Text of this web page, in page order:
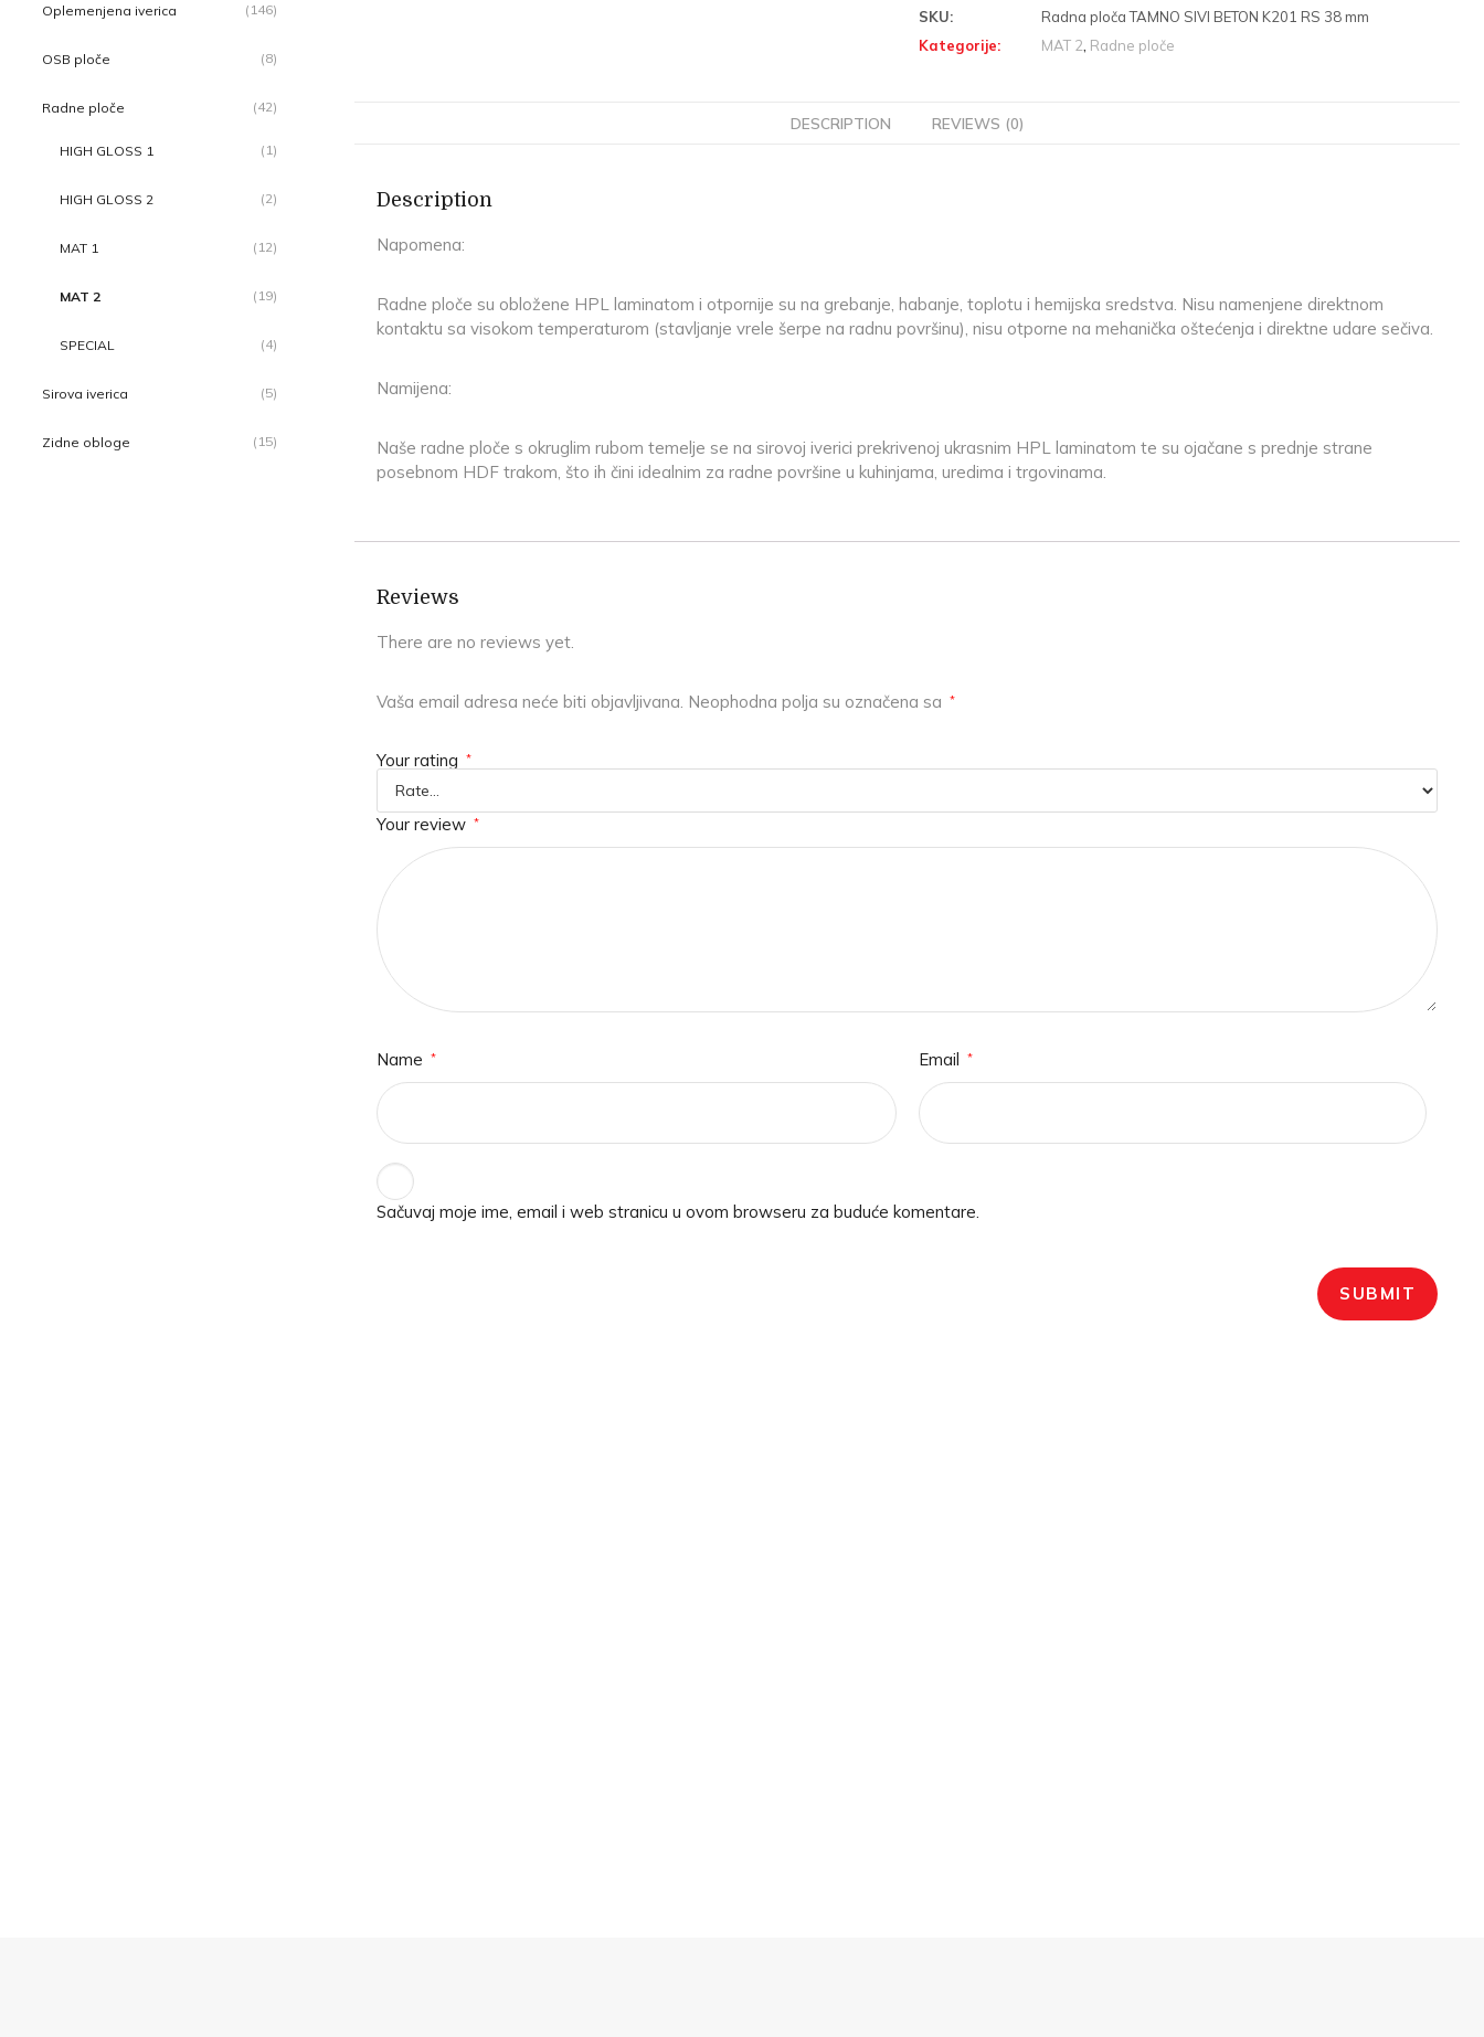
Oplemenjena iverica (146)
OSB ploče (8)
Radne ploče (42)
HIGH GLOSS 1 (1)
HIGH GLOSS 2 (2)
MAT 1 (12)
MAT 2 (19)
SPECIAL (4)
Sirova iverica (5)
Zidne obloge (15)
SKU:
Radna ploča TAMNO SIVI BETON K201 RS 38 mm
Kategorije:
MAT 2 Radne ploče
DESCRIPTION REVIEWS (0)
Description
Napomena:
Radne ploče su obložene HPL laminatom i otpornije su na grebanje, habanje, toplotu i hemijska sredstva. Nisu namenjene direktnom
kontaktu sa visokom temperaturom (stavljanje vrele šerpe na radnu površinu), nisu otporne na mehanička oštećenja i direktne udare sečiva.
Namijena:
Naše radne ploče s okruglim rubom temelje se na sirovoj iverici prekrivenoj ukrasnim HPL laminatom te su ojačane s prednje strane
posebnom HDF trakom, što ih čini idealnim za radne površine u kuhinjama, uredima i trgovinama.
Reviews
There are no reviews yet.
Vaša email adresa neće biti objavljivana. Neophodna polja su označena sa *
Your rating *
Your review *
Name * Email *
Sačuvaj moje ime, email i web stranicu u ovom browseru za buduće komentare.